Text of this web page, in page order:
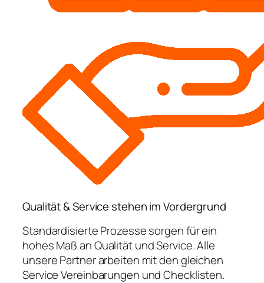
Qualität & Service stehen im Vordergrund
Standardisierte Prozesse sorgen für ein
hohes Maß an Qualität und Service. Alle
unsere Partner arbeiten mit den gleichen
Service Vereinbarungen und Checklisten.